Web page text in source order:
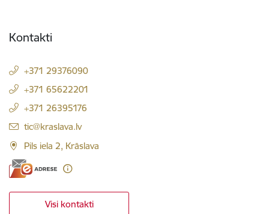
Kontakti
+371 29376090
+371 65622201
+371 26395176
E-pasts:
tic@kraslava.lv
Pils iela 2, Krāslava
Visi kontakti